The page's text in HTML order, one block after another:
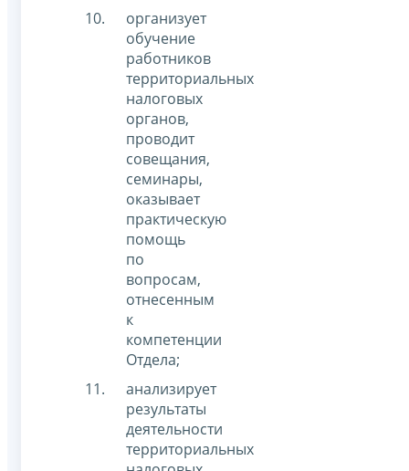
организует
обучение
работников
территориальных
налоговых
органов,
проводит
совещания,
семинары,
оказывает
практическую
помощь
по
вопросам,
отнесенным
к
компетенции
Отдела;
анализирует
результаты
деятельности
территориальных